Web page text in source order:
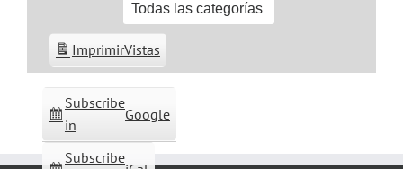
Todas las categorías
Subscribe
in
Google
Subscribe
ImprimirVistas